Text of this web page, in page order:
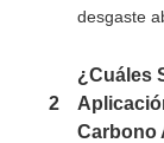
desgaste
2
¿Cuáles
Carbono